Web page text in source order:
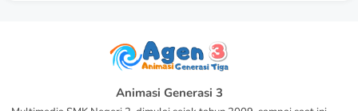
Animasi Generasi 3